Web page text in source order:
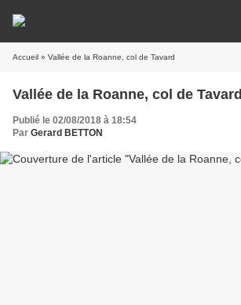
Accueil » Vallée de la Roanne, col de Tavard
Vallée de la Roanne, col de Tavard
Publié le 02/08/2018 à 18:54
Par Gerard BETTON